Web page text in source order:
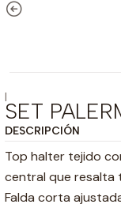
|
SET
DESCRIPCIÓN
Top halter tejido
central que resalta
Falda corta